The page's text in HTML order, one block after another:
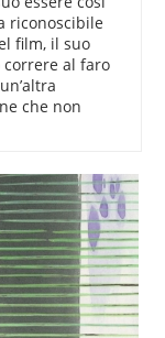
riconoscibile
film, il suo
al faro
che non